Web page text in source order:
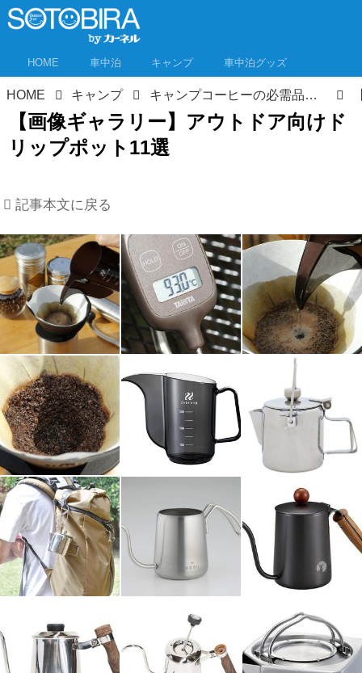
HOME 車中泊 キャンプ 車中泊グッズ
HOME キャンプ キャンプコーヒーの必需品「コーヒーポット」11選 アウトドア向けドリップポットが使いやすい！
【画像ギャラリー】アウトドア向けド
リップポット11選
記事本文に戻る